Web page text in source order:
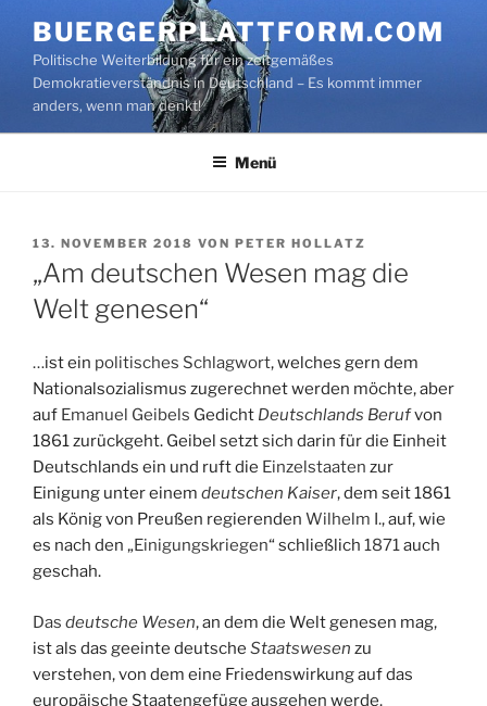
Inhalt
springen
BUERGERPLATTFORM.COM
Politische Weiterbildung für ein zeitgemäßes
Demokratieverständnis in Deutschland – Es kommt immer
anders, wenn man denkt!
Menü
VERÖFFENTLICHT
AM
13. NOVEMBER 2018 VON PETER HOLLATZ
„Am deutschen Wesen mag die
Welt genesen“
…ist ein politisches Schlagwort, welches gern dem
Nationalsozialismus zugerechnet werden möchte, aber
auf Emanuel Geibels Gedicht Deutschlands Berufvon
1861 zurückgeht. Geibel setzt sich darin für die Einheit
Deutschlands ein und ruft die Einzelstaaten zur
Einigung unter einem deutschen Kaiser, dem seit 1861
als König von Preußen regierenden Wilhelm I., auf, wie
es nach den „Einigungskriegen“ schließlich 1871auch
geschah.
Das deutsche Wesen, an dem die Welt genesen mag,
ist als das geeinte deutsche Staatswesen zu
verstehen, von dem eine Friedenswirkung auf das
europäische Staatengefüge ausgehen werde.